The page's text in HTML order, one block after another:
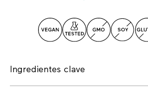
Ingredientes clave